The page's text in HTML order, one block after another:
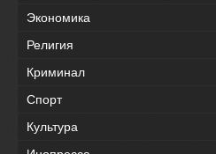
Экономика
Религия
Криминал
Спорт
Культура